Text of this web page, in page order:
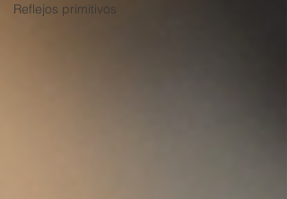
Reflejos primitivos